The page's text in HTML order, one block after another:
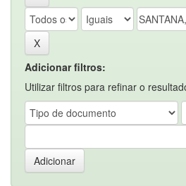
Adicionar filtros:
Utilizar filtros para refinar o